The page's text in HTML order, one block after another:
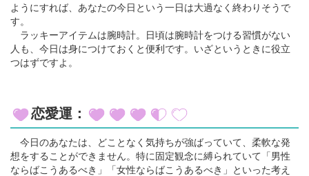
ようにすれば、あなたの今日という一日は大過なく終わりそうで
す。
ラッキーアイテムは腕時計。日頃は腕時計をつける習慣がない
人も、今日は身につけておくと便利です。いざというときに役立
つはずですよ。
恋愛運：
今日のあなたは、どことなく気持ちが強ばっていて、柔軟な発
想をすることができません。特に固定観念に縛られていて「男性
ならばこうあるべき」「女性ならばこうあるべき」といった考え